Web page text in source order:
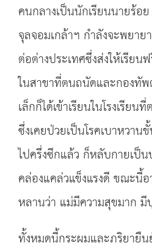
คนกลางเป็นนักเรียนนายร้อ
จุลจอมเกล้าฯ กำลังจะพยา
ต่อต่างประเทศซึ่งส่งให้เรีย
ในสาขาที่ตนถนัดและกองทั
เล็กก็ได้เข้าเรียนในโรงเรีย
ซึ่งเคยป่วยเป็นโรคเบาหวา
ไปครึ่งซีกแล้ว ก็หลับกายเป็
คล่องแคล่วแข็งแรงดี ขณะ
หลานว่า แม่มีความสุขมาก
ทั้งหมดนี้กระผมและภริยายืน